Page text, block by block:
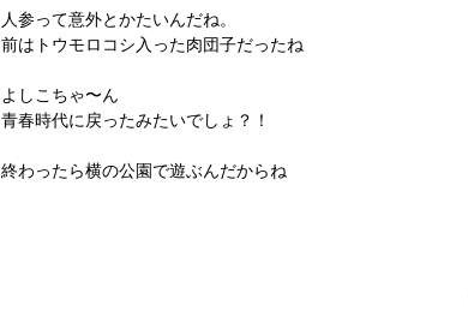
人参って意外とかたいんだね。
前はトウモロコシ入った肉団子だったね
よしこちゃ〜ん
青春時代に戻ったみたいでしょ？！
終わったら横の公園で遊ぶんだからね